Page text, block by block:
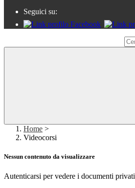
Seguici su:
Home >
Videocorsi
Nessun contenuto da visualizzare
Autenticarsi per vedere i documenti privati